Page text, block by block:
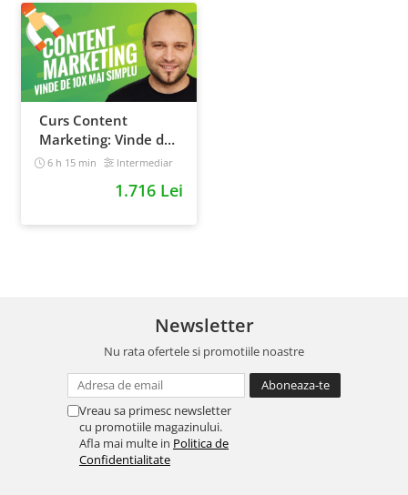
Curs Content
Marketing: Vinde de
10x mai simplu
6 h 15 min Intermediar
1.716 Lei
Newsletter
Nu rata ofertele si promotiile noastre
Vreau sa primesc newsletter
cu promotiile magazinului.
Afla mai multe in Politica de
Confidentialitate